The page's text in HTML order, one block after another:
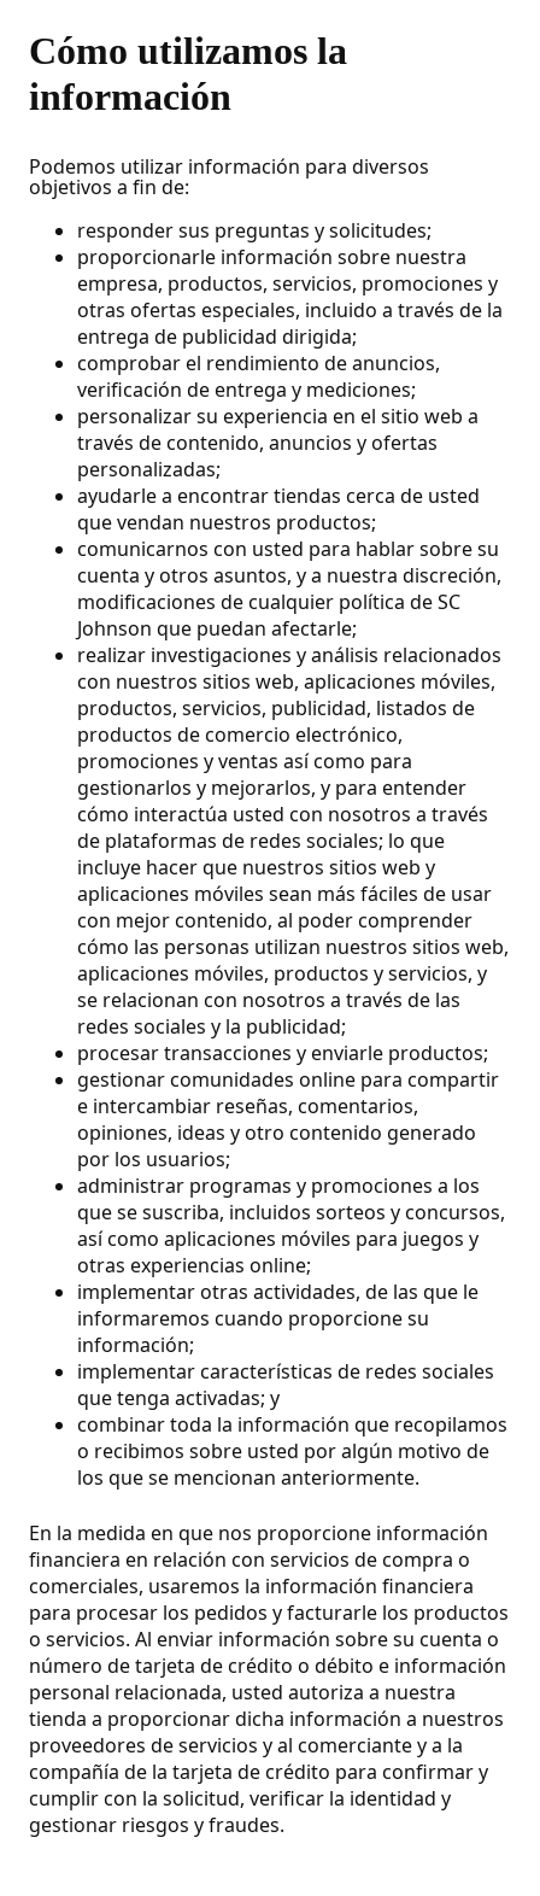
Cómo utilizamos la
información
Podemos utilizar información para diversos
objetivos a fin de:
responder sus preguntas y solicitudes;
proporcionarle información sobre nuestra
empresa, productos, servicios, promociones y
otras ofertas especiales, incluido a través de la
entrega de publicidad dirigida;
comprobar el rendimiento de anuncios,
verificación de entrega y mediciones;
personalizar su experiencia en el sitio web a
través de contenido, anuncios y ofertas
personalizadas;
ayudarle a encontrar tiendas cerca de usted
que vendan nuestros productos;
comunicarnos con usted para hablar sobre su
cuenta y otros asuntos, y a nuestra discreción,
modificaciones de cualquier política de SC
Johnson que puedan afectarle;
realizar investigaciones y análisis relacionados
con nuestros sitios web, aplicaciones móviles,
productos, servicios, publicidad, listados de
productos de comercio electrónico,
promociones y ventas así como para
gestionarlos y mejorarlos, y para entender
cómo interactúa usted con nosotros a través
de plataformas de redes sociales; lo que
incluye hacer que nuestros sitios web y
aplicaciones móviles sean más fáciles de usar
con mejor contenido, al poder comprender
cómo las personas utilizan nuestros sitios web,
aplicaciones móviles, productos y servicios, y
se relacionan con nosotros a través de las
redes sociales y la publicidad;
procesar transacciones y enviarle productos;
gestionar comunidades online para compartir
e intercambiar reseñas, comentarios,
opiniones, ideas y otro contenido generado
por los usuarios;
administrar programas y promociones a los
que se suscriba, incluidos sorteos y concursos,
así como aplicaciones móviles para juegos y
otras experiencias online;
implementar otras actividades, de las que le
informaremos cuando proporcione su
información;
implementar características de redes sociales
que tenga activadas; y
combinar toda la información que recopilamos
o recibimos sobre usted por algún motivo de
los que se mencionan anteriormente.
En la medida en que nos proporcione información
financiera en relación con servicios de compra o
comerciales, usaremos la información financiera
para procesar los pedidos y facturarle los productos
o servicios. Al enviar información sobre su cuenta o
número de tarjeta de crédito o débito e información
personal relacionada, usted autoriza a nuestra
tienda a proporcionar dicha información a nuestros
proveedores de servicios y al comerciante y a la
compañía de la tarjeta de crédito para confirmar y
cumplir con la solicitud, verificar la identidad y
gestionar riesgos y fraudes.